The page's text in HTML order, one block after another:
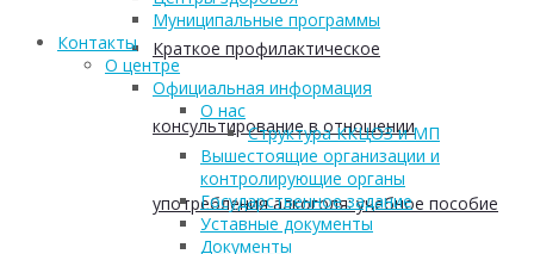
Краткое профилактическое
консультирование в отношении
употребления алкоголя: учебное пособие
Муниципальные программы
Контакты
О центре
Официальная информация
О нас
Структура ККЦОЗ и МП
Вышестоящие организации и
контролирующие органы
Государственное задание
Уставные документы
Документы